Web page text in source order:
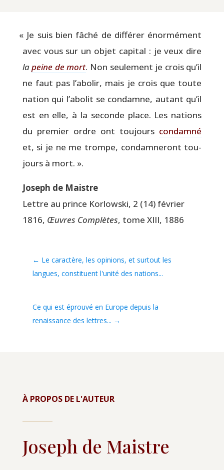
« Je suis bien fâché de dif­fé­rer énor­mé­ment
avec vous sur un objet capi­tal : je veux dire
lapeine de mort. Non seule­ment je crois qu’il
ne faut pas l’a­bo­lir, mais je crois que toute
nation qui l’a­bo­lit se condamne, autant qu’il
est en elle, à la seconde place. Les nations
du pre­mier ordre ont tou­jours condam­né
et, si je ne me trompe, condam­ne­ront tou­
jours à mort. ».
Joseph de Maistre
Lettre au prince Kor­lows­ki, 2 (14) février
1816, Œuvres Com­plètes, tome XIII, 1886
← Le caractère, les opinions, et surtout les
langues, constituent l'unité des nations...
Ce qui est éprouvé en Europe depuis la
renaissance des lettres... →
À PROPOS DE L'AUTEUR
Joseph de Maistre